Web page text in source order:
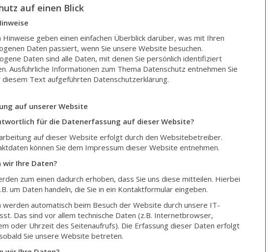
auf einen Blick
Hinweise geben einen einfachen Überblick darüber, was mit Ihren
Daten passiert, wenn Sie unsere Website besuchen.
Daten sind alle Daten, mit denen Sie persönlich identifiziert
Ausführliche Informationen zum Thema Datenschutz entnehmen Sie
Text aufgeführten Datenschutzerklärung.
auf unserer Website
für die Datenerfassung auf dieser Website?
auf dieser Website erfolgt durch den Websitebetreiber.
können Sie dem Impressum dieser Website entnehmen.
wir Ihre Daten?
zum einen dadurch erhoben, dass Sie uns diese mitteilen. Hierbei
um Daten handeln, die Sie in ein Kontaktformular eingeben.
werden automatisch beim Besuch der Website durch unsere IT-
Das sind vor allem technische Daten (z.B. Internetbrowser,
oder Uhrzeit des Seitenaufrufs). Die Erfassung dieser Daten erfolgt
Sie unsere Website betreten.